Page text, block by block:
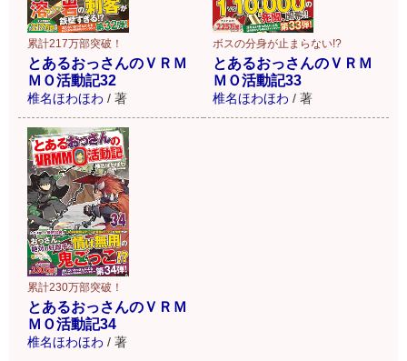
累計217万部突破！
とあるおっさんのＶＲＭ
ＭＯ活動記32
椎名ほわほわ / 著
ボスの分身が止まらない!?
とあるおっさんのＶＲＭ
ＭＯ活動記33
椎名ほわほわ / 著
累計230万部突破！
とあるおっさんのＶＲＭ
ＭＯ活動記34
椎名ほわほわ / 著